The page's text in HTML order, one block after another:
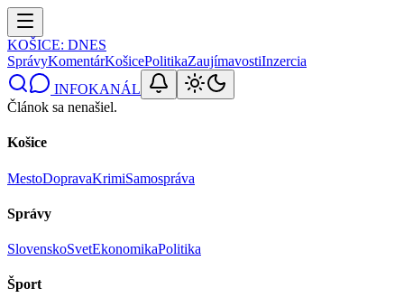
KOŠICE: DNES
SprávyKomentárKošicePolitikaZaujímavostiInzercia
INFOKANÁL
Článok sa nenašiel.
Košice
MestoDopravaKrimiSamospráva
Správy
SlovenskoSvetEkonomikaPolitika
Šport